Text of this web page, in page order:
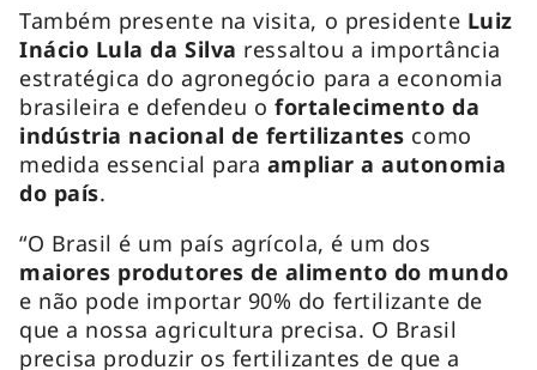
Também presente na visita, o presidente Luiz
Inácio Lula da Silva ressaltou a importância
estratégica do agronegócio para a economia
brasileira e defendeu o fortalecimento da
indústria nacional de fertilizantes como
medida essencial para ampliar a autonomia
do país.
“O Brasil é um país agrícola, é um dos
maiores produtores de alimento do mundo
e não pode importar 90% do fertilizante de
que a nossa agricultura precisa. O Brasil
precisa produzir os fertilizantes de que a